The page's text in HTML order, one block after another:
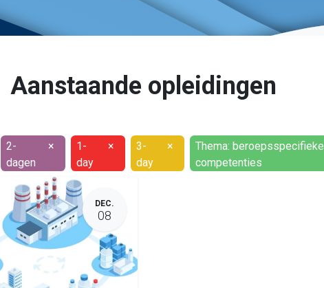
Aanstaande opleidingen
2-
dagen
×
1-
day
×
3-
day
×
Thema: beroepsspecifieke
competenties
DEC.
08